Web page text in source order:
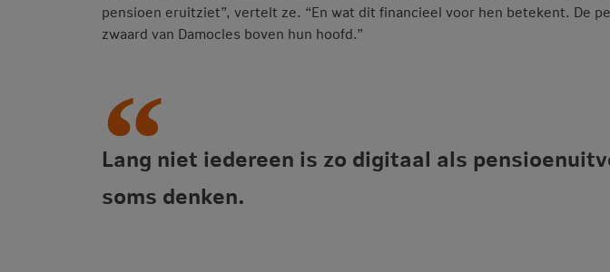
pensioen eruitziet”, vertelt ze. “En wat dit financieel voor hen betekent. De
zwaard van Damocles boven hun hoofd.”
Lang niet iedereen is zo digitaal als
soms denken.